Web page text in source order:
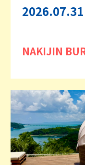
2026.07.31
NAKIJIN